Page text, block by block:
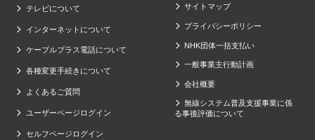
テレビについて
インターネットについて
ケーブルプラス電話について
各種変更手続きについて
よくあるご質問
ユーザーページログイン
セルフページログイン
サイトマップ
プライバシーポリシー
NHK団体一括支払い
一般事業主行動計画
会社概要
無線システム普及支援事業に係
る事後評価について